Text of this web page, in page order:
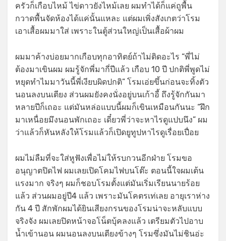
ครัวก็เกือบไหม้ ไข่ดาวยังไหม้เลย ผมทำได้ก็แค่ถูพื้น
กวาดพื้นจัดห้องได้แค่นั้นแหละ แต่ผมเพิ่งสังเกตว่าโรม
เอาเสื้อผมมาใส่ เพราะในตู้ส่วนใหญ่เป็นเสื้อผ้าผม
ผมมาค้างบ่อยมากเกือบทุกอาทิตย์ถ้าไม่ติดอะไร “พี่ไม่
ต้องมาเขินผม ผมรู้จักพี่มากี่ปีแล้ว เกือบ 10 ปี ปกติพี่พูดไม่
หยุดทำไมมาวันนี้พี่เงียบผิดปกติ” โรมเอ่ยขึ้นก่อนจะทิ้งตัว
นอนลงบนเตียง ส่วนผมยังคงนั่งอยู่บนเก้าอี้ ถึงรู้จักกันมา
หลายปีก็เถอะ แต่มันหล่อแบบนี้ผมก็เขินเหมือนกันนะ “ฝึก
มาเหนื่อยมึงนอนพักเถอะ เดี๋ยวพี่ว่าจะหาไรดูแปบนึง” ผม
ว่าแล้วก็หันหลังให้โรมแล้วก็เปิดยูทูปหาไรดูเรื่อยเปื่อย
ผมไม่ลืมที่จะใส่หูฟังเพื่อไม่ให้รบกวนอีกฝ่าย โรมขอ
อนุญาตปิดไฟ ผมเลยเปิดโคมไฟบนโต๊ะ ตอนนี้ใจผมเต้น
แรงมาก จริงๆ ผมก็ชอบโรมตั้งแต่มันเริ่มเรียนนายร้อย
แล้ว ส่วนผมอยู่ปี4 แล้ว เพราะมันโคตรเท่เลย อายุเราห่าง
กัน 4 ปี สักพักผมได้ยินเสียงกรนของโรมน่าจะหลับแบบ
จริงจัง ผมเลยปิดหน้าจอโน็ตบุ้คลงแล้ว เตรียมตัวไปอาบ
น้ำเข้านอน ผมนอนลงบนเตียงข้างๆ โรมซึ่งมันไม่ชินอ่ะ